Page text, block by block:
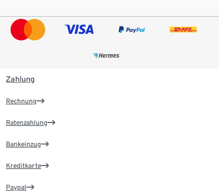
Zahlung
Rechnung
Ratenzahlung
Bankeinzug
Kreditkarte
Paypal